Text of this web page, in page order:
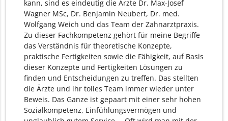
kann, sind es eindeutig die Ärzte Dr. Max-Josef
Wagner MSc, Dr. Benjamin Neubert, Dr. med.
Wolfgang Weich und das Team der Zahnarztpraxis.
Zu dieser Fachkompetenz gehört für meine Begriffe
das Verständnis für theoretische Konzepte,
praktische Fertigkeiten sowie die Fähigkeit, auf Basis
dieser Konzepte und Fertigkeiten Lösungen zu
finden und Entscheidungen zu treffen. Das stellten
die Ärzte und ihr tolles Team immer wieder unter
Beweis. Das Ganze ist gepaart mit einer sehr hohen
Sozialkompetenz, Einfühlungsvermögen und